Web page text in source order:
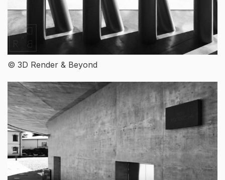
© 3D Render & Beyond